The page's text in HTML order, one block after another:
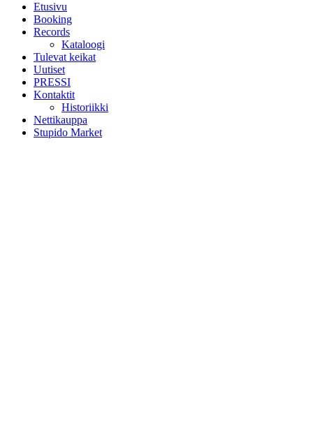
Etusivu
Booking
Records
Kataloogi
Tulevat keikat
Uutiset
PRESSI
Kontaktit
Historiikki
Nettikauppa
Stupido Market